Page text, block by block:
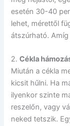
esetén 30-40
lehet, mérettől
átszúrható.
2.Cékla
Miután a cékla
kicsit hűlni. Ha
ilyenkor szinte
reszelőn, vagy
neked tetszik.